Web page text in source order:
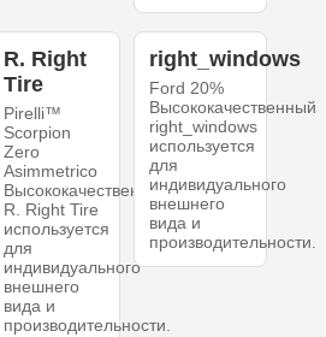
R. Right
Tire
Pirelli™
Scorpion
Zero
Asimmetrico
Высококачественный
R. Right Tire
используется
для
индивидуального
внешнего
вида и
производительности.
right_windows
Ford 20%
Высококачественный
right_windows
используется
для
индивидуального
внешнего
вида и
производительности.